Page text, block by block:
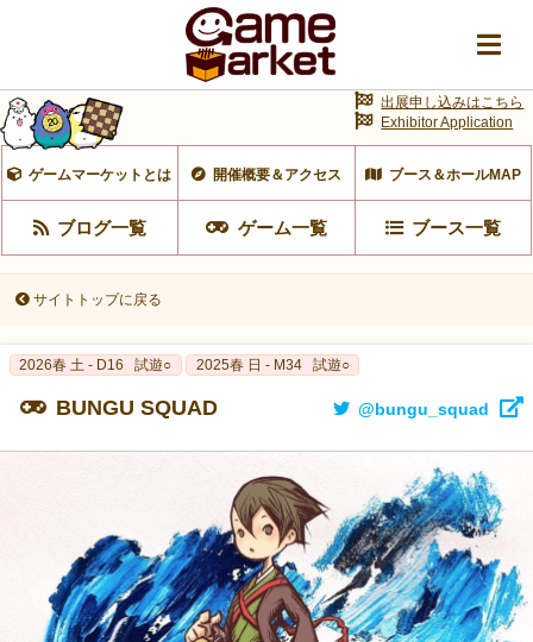
ゲームマーケットとは 開催概要＆アクセス ブース＆ホールMAP
ブログ一覧 ゲーム一覧 ブース一覧
出展申し込みはこちら
Exhibitor Application
サイトトップに戻る
2026春 土 - D16 試遊○ 2025春 日 - M34 試遊○
BUNGU SQUAD @bungu_squad